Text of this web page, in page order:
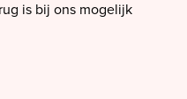
is bij ons mogelijk